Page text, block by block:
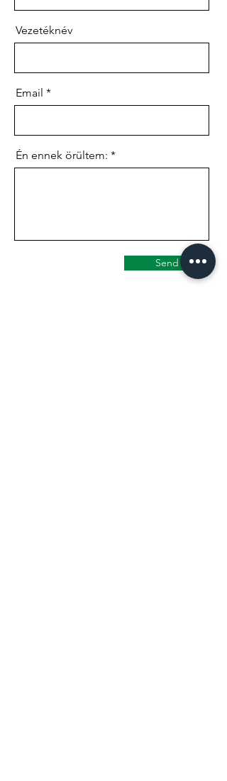
Vezetéknév
Email
Én ennek örültem:
Send